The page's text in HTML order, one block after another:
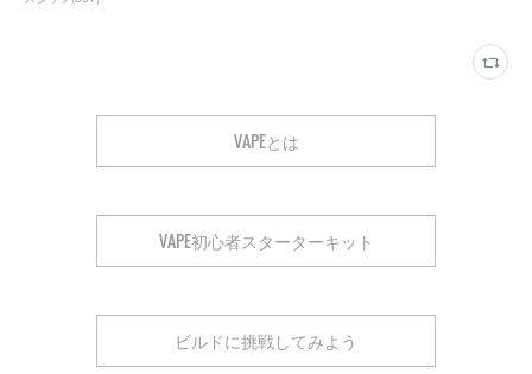
VAPEとは
VAPE初心者スターターキット
ビルドに挑戦してみよう